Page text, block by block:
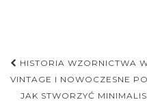
Nawigacja
postu
HISTORIA WZORNICTWA
VINTAGE I NOWOCZESNE
JAK STWORZYĆ